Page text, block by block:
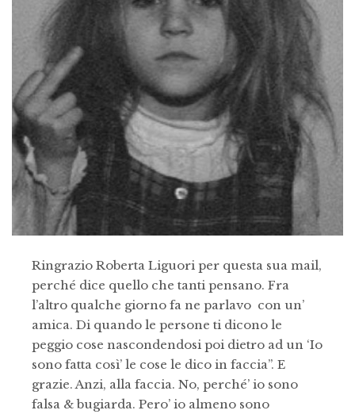
Ringrazio Roberta Liguori per questa sua mail,
perché dice quello che tanti pensano. Fra
l’altro qualche giorno fa ne parlavo con un’
amica. Di quando le persone ti dicono le
peggio cose nascondendosi poi dietro ad un ‘Io
sono fatta così’ le cose le dico in faccia”. E
grazie. Anzi, alla faccia. No, perché’ io sono
falsa & bugiarda. Pero’ io almeno sono